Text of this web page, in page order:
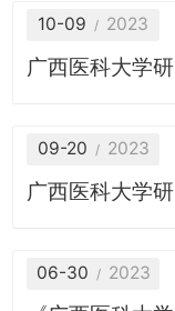
10-09 2023
广西医科大学
09-20 2023
广西医科大学
06-30 2023